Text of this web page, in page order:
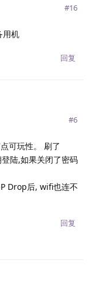
#16
用机
回复
#6
可玩性。 刷了
陆,如果关闭了密码
Drop后, wifi也连不
回复